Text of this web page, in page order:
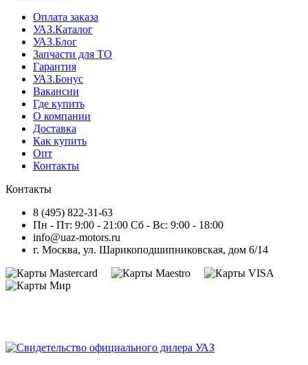
Оплата заказа
УАЗ.Каталог
УАЗ.Блог
Запчасти для ТО
Гарантия
УАЗ.Бонус
Вакансии
Где купить
О компании
Доставка
Как купить
Опт
Контакты
Контакты
8 (495) 822-31-63
Пн - Пт: 9:00 - 21:00 Сб - Вс: 9:00 - 18:00
info@uaz-motors.ru
г. Москва, ул. Шарикоподшипниковская, дом 6/14